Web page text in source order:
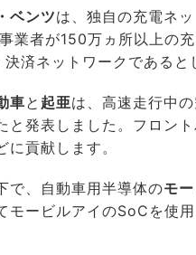
ベンツは、独自の充電ネ
業者が150万ヵ所以上の
済ネットワークであると
車と 起亜は、高速走行中
と発表しました。フロン
に貢献します。
で、自動車用半導体のモ
モービルアイのSoCを使